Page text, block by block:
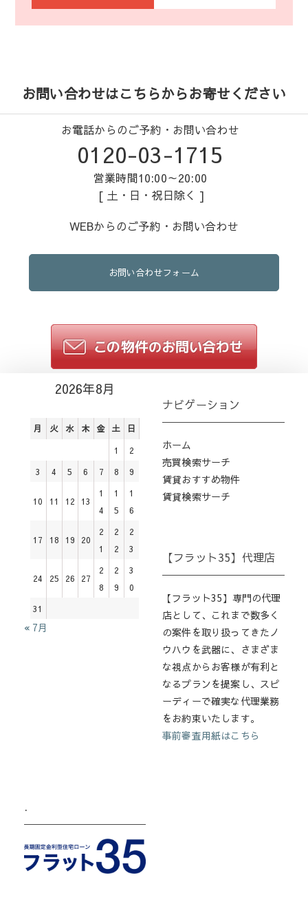
お問い合わせはこちらからお寄せください
お電話からのご予約・お問い合わせ
0120-03-1715
営業時間10:00～20:00
[ 土・日・祝日除く ]
WEBからのご予約・お問い合わせ
お問い合わせフォーム
2026年8月
月 火 水 木 金 土 日
1
2
3
4 5 6 7 8 9
10 11 12 13
1
4
1
5
1
6
17 18 19 20
2
1
2
2
2
3
24 25 26 27
2
8
2
9
3
0
31
« 7月
ナビゲーション
ホーム
売買検索サーチ
賃貸おすすめ物件
賃貸検索サーチ
【フラット35】代理店
【フラット35】専門の代理
店として、これまで数多く
の案件を取り扱ってきたノ
ウハウを武器に、さまざま
な視点からお客様が有利と
なるプランを提案し、スピ
ーディーで確実な代理業務
をお約束いたします。
事前審査用紙はこちら
.